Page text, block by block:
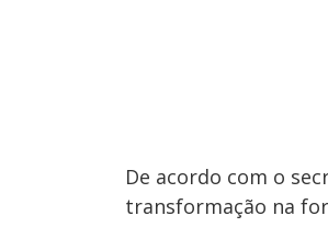
De acordo com o
transformação na